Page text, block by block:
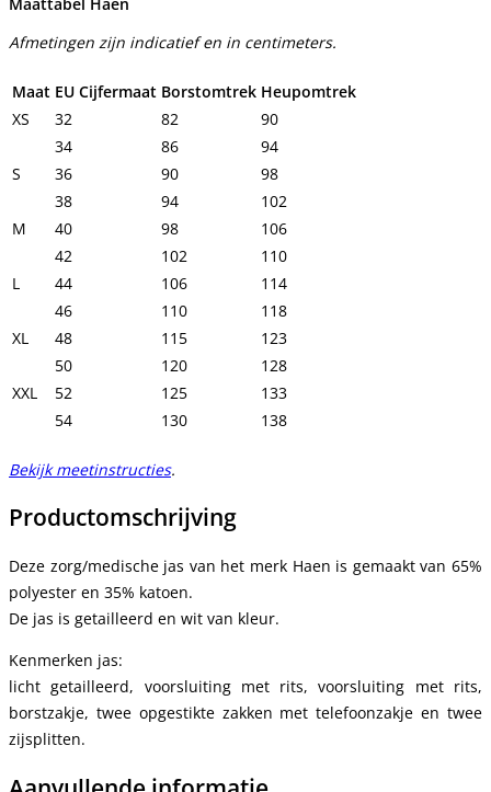
Afmetingen zijn indicatief en in centimeters.
Maat EU Cijfermaat Borstomtrek Heupomtrek
XS
32 82
90
34
86
94
S
36 90
98
38
94
102
M
40 98
106
42
102
110
L
44 106
114
46
110
118
XL
48 115
123
50
120
128
XXL
52 125
133
54
130 138
Bekijk meetinstructies.
Productomschrijving
Deze zorg/medische jas van het merk Haen is gemaakt van 65%
polyester en 35% katoen.
De jas is getailleerd en wit van kleur.
Kenmerken jas:
licht getailleerd, voorsluiting met rits, voorsluiting met rits,
borstzakje, twee opgestikte zakken met telefoonzakje en twee
zijsplitten.